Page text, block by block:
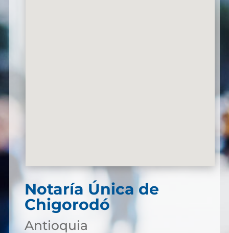
Notaría Única de
Chigorodó
Antioquia